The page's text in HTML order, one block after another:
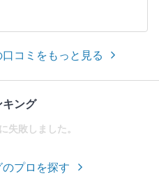
コミをもっと見る
キング
失敗しました。
プロを探す